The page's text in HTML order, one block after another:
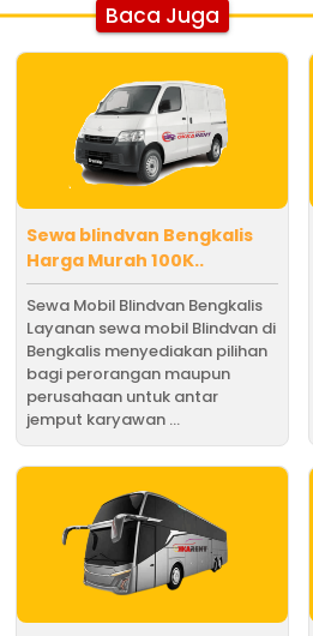
Baca Juga
Sewa blindvan Bengkalis
Harga Murah 100K..
Sewa Mobil Blindvan Bengkalis
Layanan sewa mobil Blindvan di
Bengkalis menyediakan pilihan
bagi perorangan maupun
perusahaan untuk antar
jemput karyawan ...